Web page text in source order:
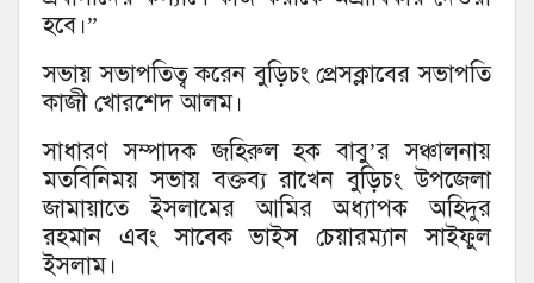
হবে।”
সভায় সভাপতিত্ব করেন বুড়িচং প্রেসক্লাবের সভাপতি
কাজী খোরশেদ আলম।
সাধারণ সম্পাদক জহিরুল হক বাবু’র সঞ্চালনায়
মতবিনিময় সভায় বক্তব্য রাখেন বুড়িচং উপজেলা
জামায়াতে ইসলামের আমির অধ্যাপক অহিদুর
রহমান এবং সাবেক ভাইস চেয়ারম্যান সাইফুল
ইসলাম।